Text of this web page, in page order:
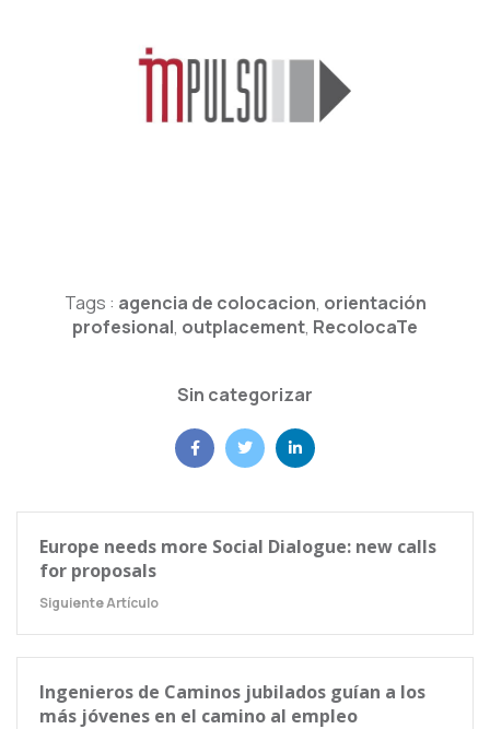
Tags : agencia de colocacion, orientación
profesional, outplacement, RecolocaTe
Sin categorizar
Europe needs more Social Dialogue: new calls
for proposals
Siguiente Artículo
Ingenieros de Caminos jubilados guían a los
más jóvenes en el camino al empleo